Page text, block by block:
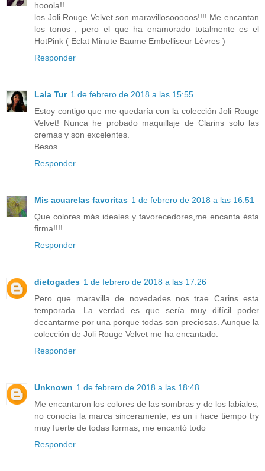
hooola!!
los Joli Rouge Velvet son maravillosooooos!!!! Me encantan
los tonos , pero el que ha enamorado totalmente es el
HotPink ( Eclat Minute Baume Embelliseur Lèvres )
Responder
Lala Tur 1 de febrero de 2018 a las 15:55
Estoy contigo que me quedaría con la colección Joli Rouge
Velvet! Nunca he probado maquillaje de Clarins solo las
cremas y son excelentes.
Besos
Responder
Mis acuarelas favoritas 1 de febrero de 2018 a las 16:51
Que colores más ideales y favorecedores,me encanta ésta
firma!!!!
Responder
dietogades 1 de febrero de 2018 a las 17:26
Pero que maravilla de novedades nos trae Carins esta
temporada. La verdad es que sería muy difícil poder
decantarme por una porque todas son preciosas. Aunque la
colección de Joli Rouge Velvet me ha encantado.
Responder
Unknown 1 de febrero de 2018 a las 18:48
Me encantaron los colores de las sombras y de los labiales,
no conocía la marca sinceramente, es un i hace tiempo try
muy fuerte de todas formas, me encantó todo
Responder